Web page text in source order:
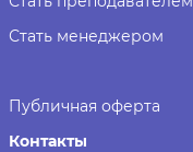
Публичная оферта
Контакты
Стать менеджером